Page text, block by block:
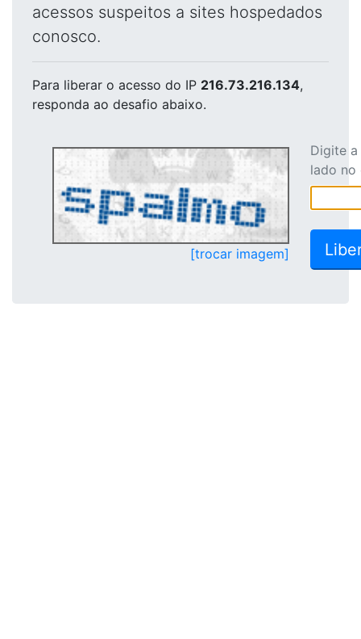
acessos suspeitos a sites hospedados
conosco.
Para liberar o acesso do IP 216.73.216.134,
responda ao desafio abaixo.
[trocar imagem]
Digite
lado no